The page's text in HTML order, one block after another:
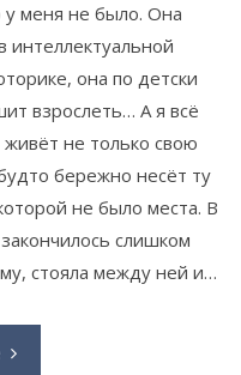
у меня не было. Она
интеллектуальной
она по детски
взрослеть… А я всё
не только свою
бережно несёт ту
не было места. В
слишком
стояла между ней и…